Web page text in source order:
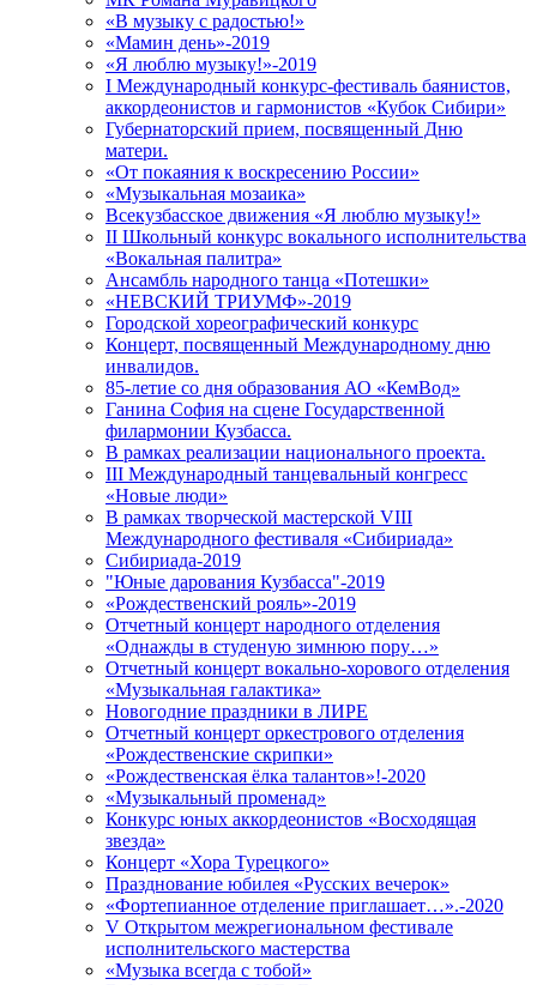
«В музыку с радостью!»
«Мамин день»-2019
«Я люблю музыку!»-2019
I Международный конкурс-фестиваль баянистов,
аккордеонистов и гармонистов «Кубок Сибири»
Губернаторский прием, посвященный Дню
матери.
«От покаяния к воскресению России»
«Музыкальная мозаика»
Всекузбасское движения «Я люблю музыку!»
II Школьный конкурс вокального исполнительства
«Вокальная палитра»
Ансамбль народного танца «Потешки»
«НЕВСКИЙ ТРИУМФ»-2019
Городской хореографический конкурс
Концерт, посвященный Международному дню
инвалидов.
85-летие со дня образования АО «КемВод»
Ганина София на сцене Государственной
филармонии Кузбасса.
В рамках реализации национального проекта.
III Международный танцевальный конгресс
«Новые люди»
В рамках творческой мастерской VIII
Международного фестиваля «Сибириада»
Сибириада-2019
"Юные дарования Кузбасса"-2019
«Рождественский рояль»-2019
Отчетный концерт народного отделения
«Однажды в студеную зимнюю пору…»
Отчетный концерт вокально-хорового отделения
«Музыкальная галактика»
Новогодние праздники в ЛИРЕ
Отчетный концерт оркестрового отделения
«Рождественские скрипки»
«Рождественская ёлка талантов»!-2020
«Музыкальный променад»
Конкурс юных аккордеонистов «Восходящая
звезда»
Концерт «Хора Турецкого»
Празднование юбилея «Русских вечерок»
«Фортепианное отделение приглашает…».-2020
V Открытом межрегиональном фестивале
исполнительского мастерства
«Музыка всегда с тобой»